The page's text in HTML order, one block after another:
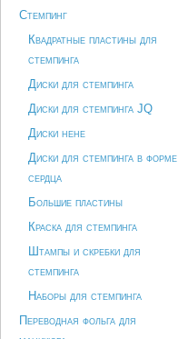
Стемпинг
Квадратные пластины для
стемпинга
Диски для стемпинга
Диски для стемпинга JQ
Диски hehe
Диски для стемпинга в форме
сердца
Большие пластины
Краска для стемпинга
Штампы и скребки для
стемпинга
Наборы для стемпинга
Переводная фольга для